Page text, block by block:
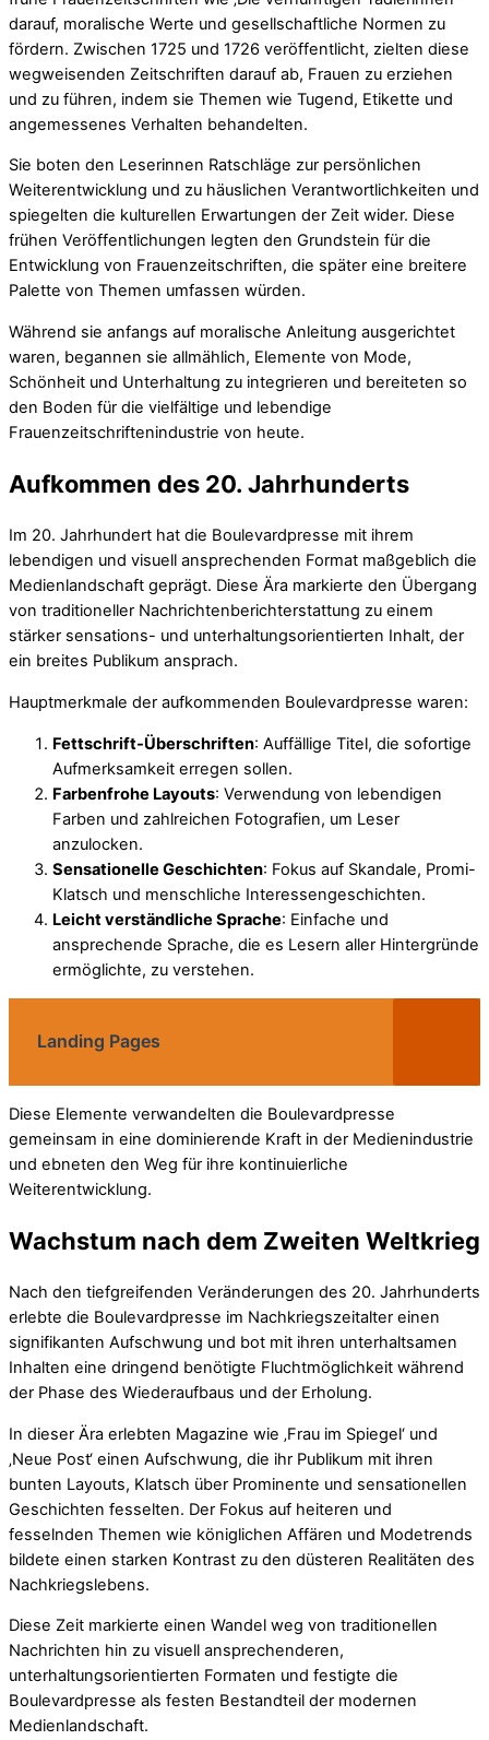
darauf, moralische Werte und gesellschaftliche Normen zu
fördern. Zwischen 1725 und 1726 veröffentlicht, zielten diese
wegweisenden Zeitschriften darauf ab, Frauen zu erziehen
und zu führen, indem sie Themen wie Tugend, Etikette und
angemessenes Verhalten behandelten.
Sie boten den Leserinnen Ratschläge zur persönlichen
Weiterentwicklung und zu häuslichen Verantwortlichkeiten und
spiegelten die kulturellen Erwartungen der Zeit wider. Diese
frühen Veröffentlichungen legten den Grundstein für die
Entwicklung von Frauenzeitschriften, die später eine breitere
Palette von Themen umfassen würden.
Während sie anfangs auf moralische Anleitung ausgerichtet
waren, begannen sie allmählich, Elemente von Mode,
Schönheit und Unterhaltung zu integrieren und bereiteten so
den Boden für die vielfältige und lebendige
Frauenzeitschriftenindustrie von heute.
Aufkommen des 20. Jahrhunderts
Im 20. Jahrhundert hat die Boulevardpresse mit ihrem
lebendigen und visuell ansprechenden Format maßgeblich die
Medienlandschaft geprägt. Diese Ära markierte den Übergang
von traditioneller Nachrichtenberichterstattung zu einem
stärker sensations- und unterhaltungsorientierten Inhalt, der
ein breites Publikum ansprach.
Hauptmerkmale der aufkommenden Boulevardpresse waren:
Fettschrift-Überschriften: Auffällige Titel, die sofortige
Aufmerksamkeit erregen sollen.
Farbenfrohe Layouts: Verwendung von lebendigen
Farben und zahlreichen Fotografien, um Leser
anzulocken.
Sensationelle Geschichten: Fokus auf Skandale, Promi-
Klatsch und menschliche Interessengeschichten.
Leicht verständliche Sprache: Einfache und
ansprechende Sprache, die es Lesern aller Hintergründe
ermöglichte, zu verstehen.
Landing Pages
Diese Elemente verwandelten die Boulevardpresse
gemeinsam in eine dominierende Kraft in der Medienindustrie
und ebneten den Weg für ihre kontinuierliche
Weiterentwicklung.
Wachstum nach dem Zweiten Weltkrieg
Nach den tiefgreifenden Veränderungen des 20. Jahrhunderts
erlebte die Boulevardpresse im Nachkriegszeitalter einen
signifikanten Aufschwung und bot mit ihren unterhaltsamen
Inhalten eine dringend benötigte Fluchtmöglichkeit während
der Phase des Wiederaufbaus und der Erholung.
In dieser Ära erlebten Magazine wie ‚Frau im Spiegel‘ und
‚Neue Post‘ einen Aufschwung, die ihr Publikum mit ihren
bunten Layouts, Klatsch über Prominente und sensationellen
Geschichten fesselten. Der Fokus auf heiteren und
fesselnden Themen wie königlichen Affären und Modetrends
bildete einen starken Kontrast zu den düsteren Realitäten des
Nachkriegslebens.
Diese Zeit markierte einen Wandel weg von traditionellen
Nachrichten hin zu visuell ansprechenderen,
unterhaltungsorientierten Formaten und festigte die
Boulevardpresse als festen Bestandteil der modernen
Medienlandschaft.